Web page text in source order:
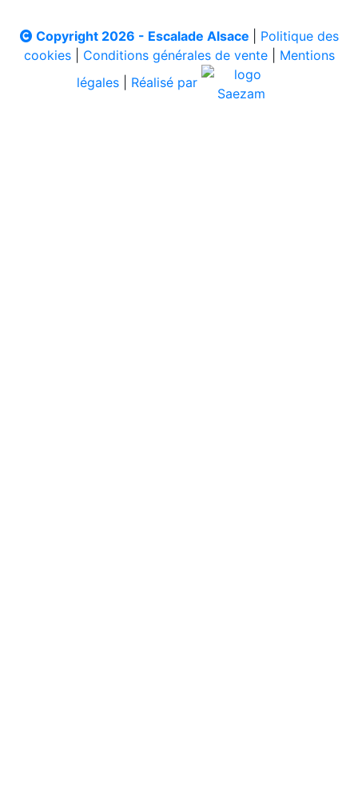
Copyright 2026 - Escalade Alsace
Politique des
cookies| Conditions générales de vente| Mentions
légales
Réalisé par